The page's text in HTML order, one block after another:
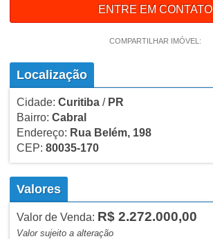
ENTRE EM CONTATO
COMPARTILHAR IMÓVEL:
Localização
Cidade: Curitiba/ PR
Bairro: Cabral
Endereço: Rua Belém, 198
CEP: 80035-170
Valores
Valor de Venda: R$ 2.272.000,00
Valor sujeito a alteração